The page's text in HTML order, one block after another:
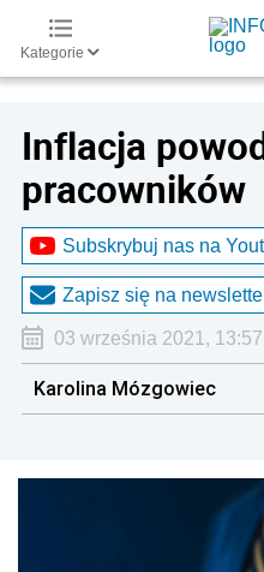
Kategorie
Inflacja
pracowników
Subskrybuj nas na
Zapisz się na
03 września 2021, 13:57
Karolina Mózgowiec